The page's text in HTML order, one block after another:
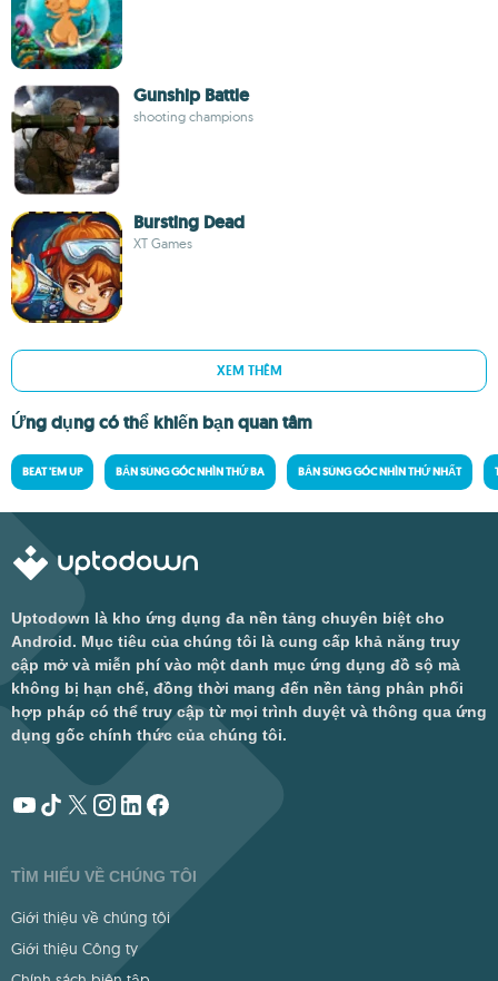
Gunship Battle
shooting champions
Bursting Dead
XT Games
XEM THÊM
Ứng dụng có thể khiến bạn quan tâm
BEAT 'EM UP BẮN SÚNG GÓC NHÌN THỨ BA BẮN SÚNG GÓC NHÌN THỨ NHẤT
Uptodown là kho ứng dụng đa nền tảng chuyên biệt cho
Android. Mục tiêu của chúng tôi là cung cấp khả năng truy
cập mở và miễn phí vào một danh mục ứng dụng đồ sộ mà
không bị hạn chế, đồng thời mang đến nền tảng phân phối
hợp pháp có thể truy cập từ mọi trình duyệt và thông qua ứng
dụng gốc chính thức của chúng tôi.
TÌM HIỂU VỀ CHÚNG TÔI
Giới thiệu về chúng tôi
Giới thiệu Công ty